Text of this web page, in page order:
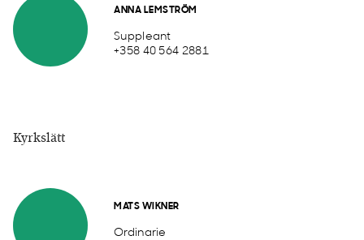
ANNA LEMSTRÖM
Suppleant
+358 40 564 2881
Kyrkslätt
MATS WIKNER
Ordinarie